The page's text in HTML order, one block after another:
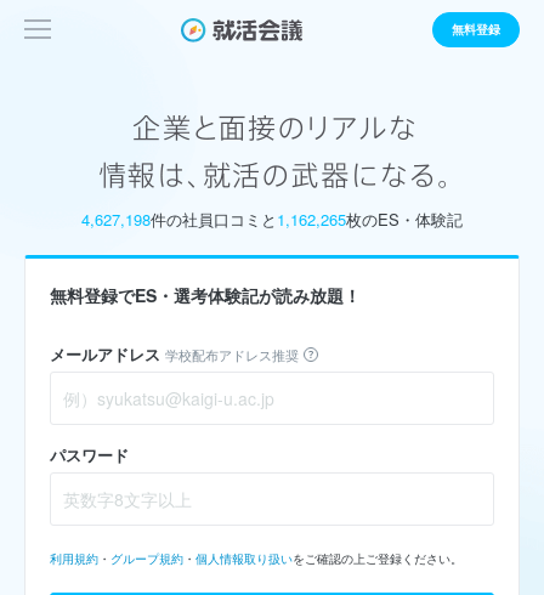
無料登録
4,627,198件の社員口コミと 1,162,265枚のES・体験記
無料登録でES・選考体験記が読み放題！
メールアドレス 学校配布アドレス推奨
パスワード
利用規約 ・ グループ規約 ・ 個人情報取り扱いをご確認の上ご登録ください。